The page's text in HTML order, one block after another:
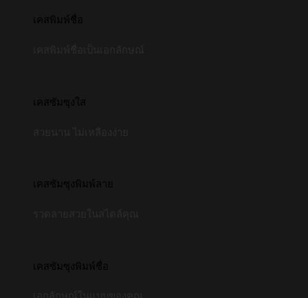
เคสพิมพ์ชื่อ
เคสซัมซุงใส
เคสซัมซุงพิมพ์ลาย
เคสซัมซุงพิมพ์ชื่อ